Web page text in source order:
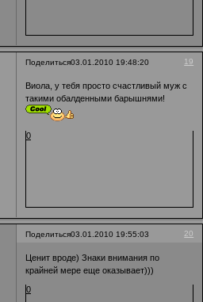
Поделиться 19
03.01.2010 19:48:20
Виола, у тебя просто счастливый муж с
такими обалденными барышнями!
0
Поделиться 20
03.01.2010 19:55:03
Ценит вроде) Знаки внимания по
крайней мере еще оказывает)))
0